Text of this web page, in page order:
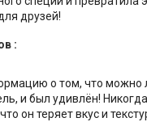
друзей!
:
о том, что можно
и был удивлён!
он теряет вкус и